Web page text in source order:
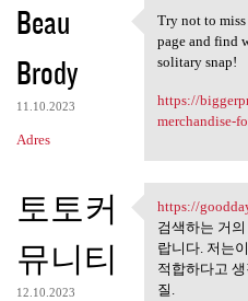
Beau
Brody
11.10.2023
Adres
Try not to
Try not to
page and find
solitary snap!
https://
merchandise-
토토커
뮤니티
12.10.2023
https://
https://
검색하는 거
랍니다. 저는
적합하다고
질.